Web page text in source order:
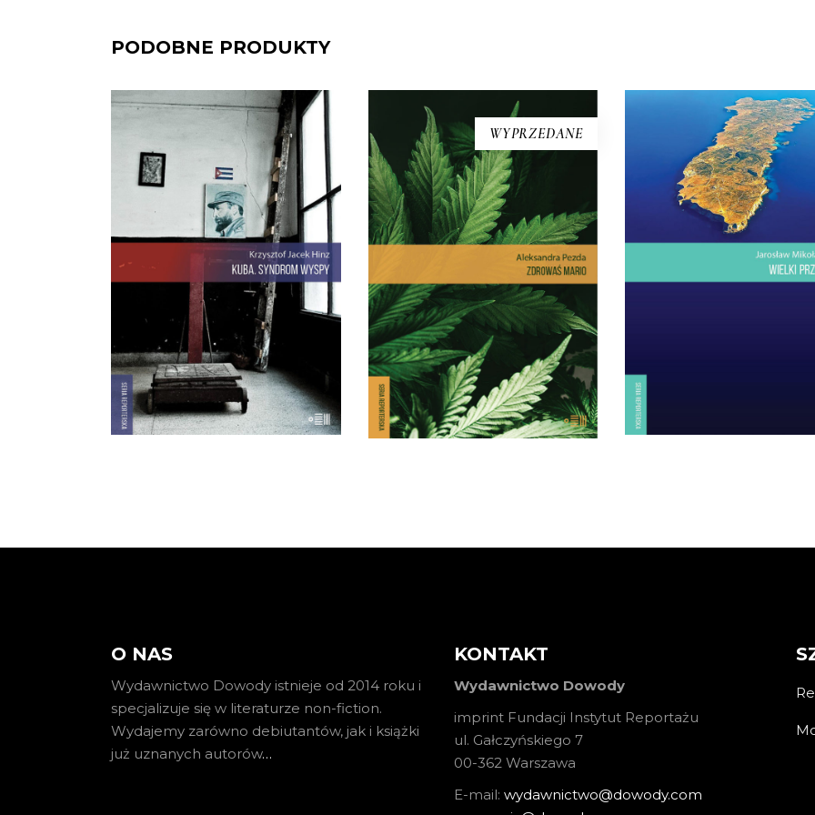
PODOBNE PRODUKTY
[EBOOK] Krzysztof Jacek
Hinz – KUBA. SYNDROM
WYSPY
Krzysztof Jacek Hinz rozpoczyna
swoją opowieść o Kubie w dniu,
w którym obudził go telewizyjny
komunikat, że oto został
wrogiem rewolucji. Paszkwilancki
wstępniak o polskim dyplomacie
napisał w „Granmie” sam Fidel…
Kuba. Syndrom wyspy to
reporterska książka o wyspie
Fidela […]
44.00zł 22.00zł
WYPRZEDANE
[EBOOK] Aleksandra Pezda
– ZDROWAŚ MARIO.
REPORTAŻE O
MEDYCZNEJ
MARIHUANIE
Astma. Choroba Leśniowskiego-
Crohna. Padaczka lekooporna.
Stwardnienie rozsiane. Migrena.
Nowotwory. Przewlekłe bóle.
Lista chorób, w leczeniu których
stosuje się medyczną marihuanę,
jest długa. Ale medyczna
marihuana to w Polsce temat
tabu. Większości kojarzy się z
odurzaniem, nie leczeniem.
[EBOOK] Jarosław
Mikołajewski – WIELKI
PRZYPŁYW
Lampedusa. Włoska wyspa,
bliżej stąd do Afryki niż do
Dwadzieścia kilometrów
kwadratowych lądu na
Śródziemnym.
O NAS
Wydawnictwo Dowody istnieje od 2014 roku i
specjalizuje się w literaturze non-fiction.
Wydajemy zarówno debiutantów, jak i książki
już uznanych autorów…
KONTAKT
Wydawnictwo Dowody
imprint Fundacji Instytut Reportażu
ul. Gałczyńskiego 7
00-362 Warszawa
E-mail: wydawnictwo@dowody.com